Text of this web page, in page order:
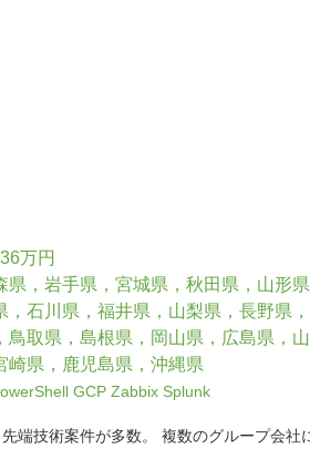
万円
県，岩手県，宮城県，秋田県，山形
，石川県，福井県，山梨県，長野県
鳥取県，島根県，岡山県，広島県，
崎県，鹿児島県，沖縄県
GCP Zabbix Splunk
端技術案件が多数。 複数のグループ会